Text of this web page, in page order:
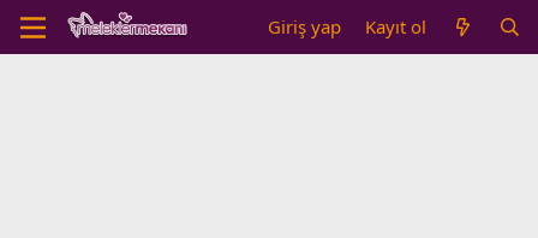
Giriş yap Kayıt ol